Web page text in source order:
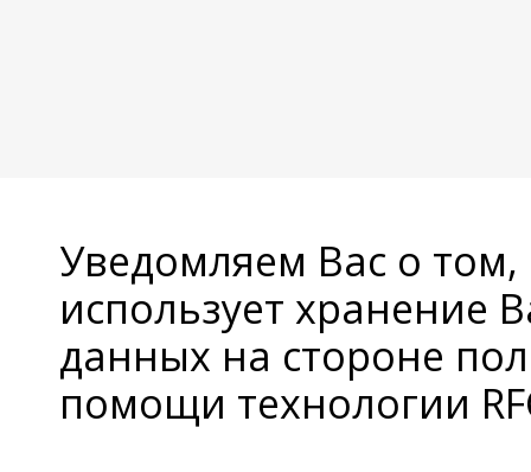
Уведомляем Вас о
использует хранение
данных на стороне
помощи технологии